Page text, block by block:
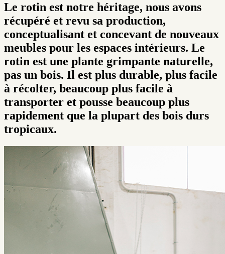
Le rotin est notre héritage, nous avons
récupéré et revu sa production,
conceptualisant et concevant de nouveaux
meubles pour les espaces intérieurs. Le
rotin est une plante grimpante naturelle,
pas un bois. Il est plus durable, plus facile
à récolter, beaucoup plus facile à
transporter et pousse beaucoup plus
rapidement que la plupart des bois durs
tropicaux.